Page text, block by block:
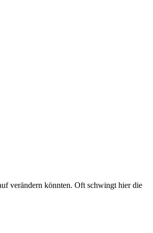
verändern könnten. Oft schwingt hier die